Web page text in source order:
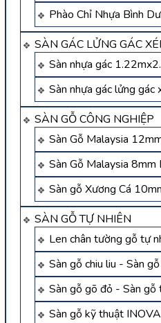
Phào Chỉ Nhựa Bình
SÀN GÁC LỬNG GÁC
Sàn nhựa gác
Sàn nhựa gác lửng gác
SÀN GỖ CÔNG NGHIỆP
Sàn Gỗ Malaysia
Sàn Gỗ Malaysia 8mm
Sàn gỗ Xương Cá
SÀN GỖ TỰ NHIÊN
Len chân tường gỗ tự
Sàn gỗ chiu liu - Sàn
Sàn gỗ gõ đỏ - Sàn gỗ
Sàn gỗ kỹ thuật